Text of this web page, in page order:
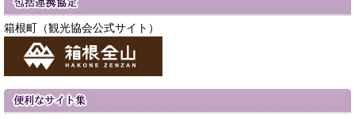
箱根町（観光協会公式サイト）